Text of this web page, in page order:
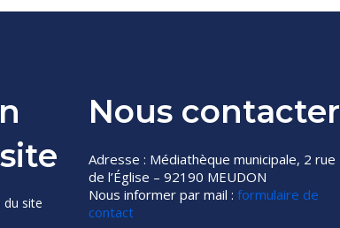
du site
Nous contacter
Adresse : Médiathèque municipale, 2 rue
de l’Église – 92190 MEUDON
Nous informer par mail : formulaire de
contact